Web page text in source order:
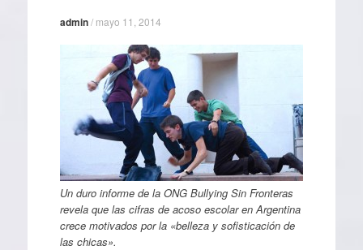
admin/ mayo 11, 2014
Un duro informe de la ONG Bullying Sin Fronteras
revela que las cifras de acoso escolar en Argentina
crece motivados por la «belleza y sofisticación de
las chicas».